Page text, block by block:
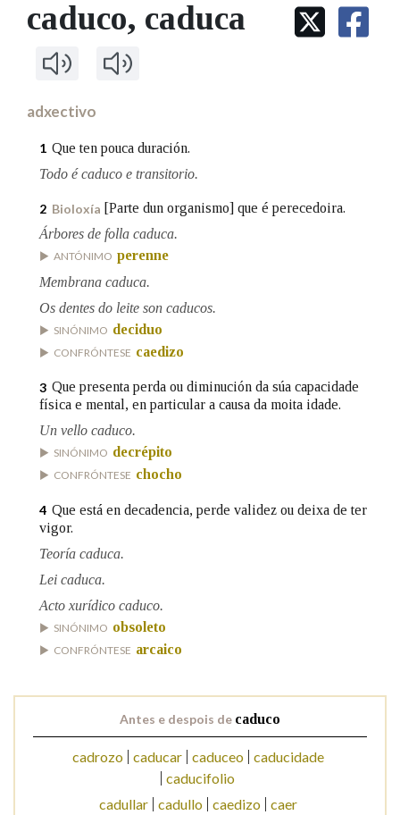
IDENTIDADE CORPORATIVA
MARCIAL DEL ADALID
FIGURAS HOMENAXEADAS
Facebook
TwitterYoutubeInstagram
Bluesky
BUSCAR NOS LEMAS
Comeza por
BUSCAR NO CONTIDO
Nas definicións
Nos exemplos
Na fraseoloxía
OUTRAS OPCIÓNS DE BUSCA
Pertence a
caduco, caduca
adxectivo
1 Que ten pouca duración.
Todo é caduco e transitorio.
2 Bioloxía [Parte dun organismo] que é perecedoira.
Árbores de folla caduca.
ANTÓNIMO perenne
Membrana caduca.
Os dentes do leite son caducos.
SINÓNIMO deciduo
CONFRÓNTESE caedizo
3 Que presenta perda ou diminución da súa capacidade
física e mental, en particular a causa da moita idade.
Un vello caduco.
SINÓNIMO decrépito
CONFRÓNTESE chocho
4 Que está en decadencia, perde validez ou deixa de ter
vigor.
Teoría caduca.
Lei caduca.
Acto xurídico caduco.
SINÓNIMO obsoleto
CONFRÓNTESE arcaico
Antes e despois de caduco
cadrozo caducar caduceo
caducidade
caducifolio
cadullar
cadullo caedizo
caer